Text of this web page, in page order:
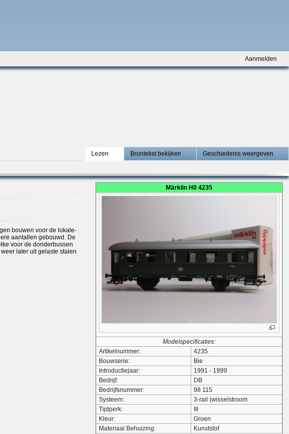
Aanmelden
Lezen Brontekst bekijken Geschiedenis weergeven
Märklin H0 4235
Modelspecificaties:
Artikelnummer:
4235
Bouwserie:
Bie
Introductiejaar:
1991 - 1999
Bedrijf:
DB
Bedrijfsnummer:
98 115
Systeem:
3-rail (wisselstroom
Tijdperk:
Kleur:
Groen
Materiaal Behuizing:
Kunststof
bouwen voor de lokale-
aantallen gebouwd. De
voor de donderbussen
later uit gelaste stalen